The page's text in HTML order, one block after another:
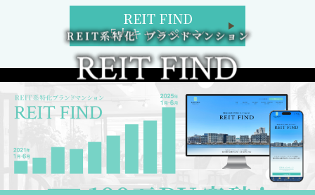
REIT FIND
5大キャンペーン